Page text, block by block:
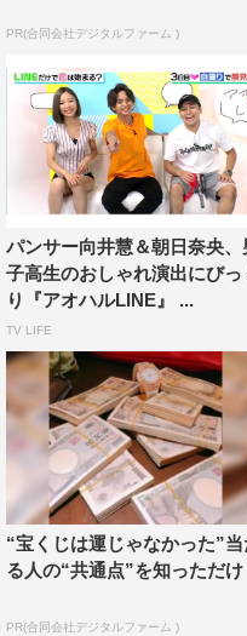
さらに、その投稿に対し
応する他の高校生メンバ
ル上げすぎちゃった」と
分かってたじゃん」「い
ら総ツッコミが入った。
続く男子高生メンバー
じと「1番言われるのが
似てるって言われたこと
ある”の、少しでも自分を
を上げすぎてしまう素直
んでもないメンバー」と
また、番組の後半では
「皆さんの小さい頃の写
お題が出され、メンバー
写真を見て現在の姿を想
MC陣も、それぞれの幼
PR(合同会社デジタルファーム )
パンサー向井慧＆朝日奈央、
子高生のおしゃれ演出にびっ
り『アオハルLINE』 ...
TV LIFE
“宝くじは運じゃなかった”当
る人の“共通点”を知っただけ
PR(合同会社デジタルファーム )